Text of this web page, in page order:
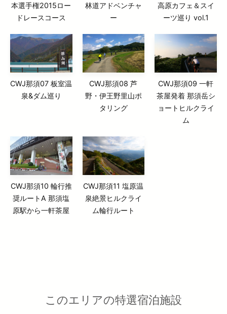
本選手権2015ロー
ドレースコース
林道アドベンチャ
ー
高原カフェ＆スイ
ーツ巡り vol.1
CWJ那須07 板室温
泉&ダム巡り
CWJ那須08 芦
野・伊王野里山ポ
タリング
CWJ那須09 一軒
茶屋発着 那須岳シ
ョートヒルクライ
ム
CWJ那須10 輪行推
奨ルートA 那須塩
原駅から一軒茶屋
CWJ那須11 塩原温
泉絶景ヒルクライ
ム輪行ルート
このエリアの特選宿泊施設